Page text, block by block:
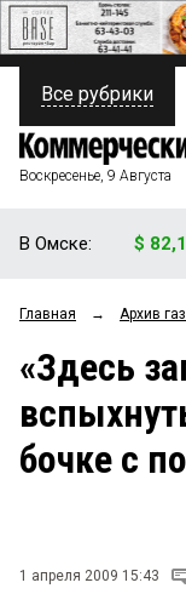
ПОЛИТИКА
ФИНАНСЫ
ОБЩЕСТВО
ЗАКОН
НОВОСТИ
Все рубрики
Воскресенье, 9 Августа
В Омске: $
Главная → Архив
«Здесь
бочке с
1 апреля 2009 15:43